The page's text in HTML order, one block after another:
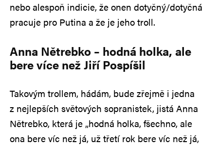
nebo alespoň indicie, že onen dotyčný/dotyčná
pracuje pro Putina a že je jeho troll.
Anna Nětrebko – hodná holka, ale
bere více než Jiří Pospíšil
Takovým trollem, hádám, bude zřejmě i jedna
z nejlepších světových sopranistek, jistá Anna
Nětrebko, která je „hodná holka, fšechno, ale
ona bere víc než já, už třetí rok bere víc než já,